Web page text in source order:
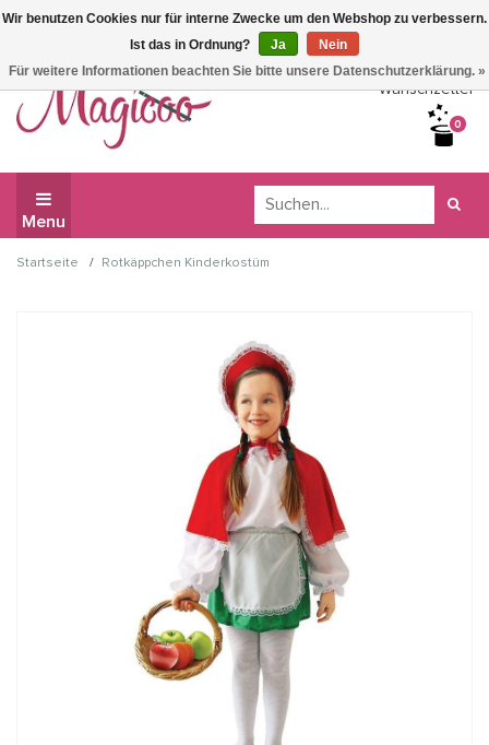
Wir haben Betriebsferien, daher können Sie derzeit nicht
bestellen.
Wunschzettel
0
Menu
Startseite / Rotkäppchen Kinderkostüm
Wir benutzen Cookies nur für interne Zwecke um den Webshop zu verbessern.
Ist das in Ordnung?
Ja
Nein
Für weitere Informationen beachten Sie bitte unsere Datenschutzerklärung. »